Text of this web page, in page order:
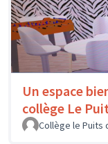
Un espace
collège Le
Collège le Puits